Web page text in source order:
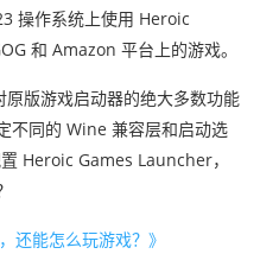
操作系统上使用 Heroic
和 Amazon 平台上的游戏。
版游戏启动器的绝大多数功能
不同的 Wine 兼容层和启动选
Heroic Games Launcher，
还能怎么玩游戏？》